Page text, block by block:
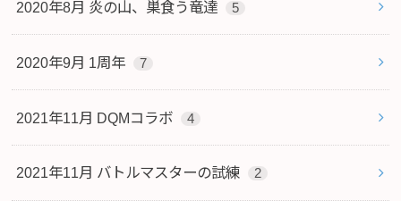
2020年8月 炎の山、巣食う竜達 5
2020年9月 1周年 7
2021年11月 DQMコラボ 4
2021年11月 バトルマスターの試練 2